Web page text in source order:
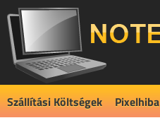
Szállítási Költségek Pixelhiba